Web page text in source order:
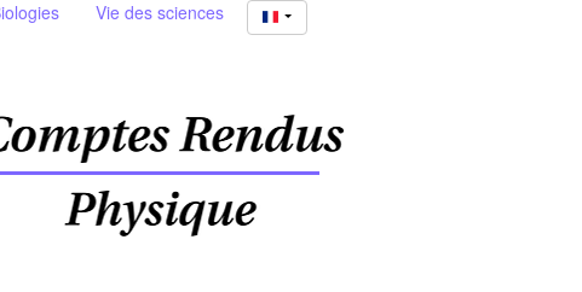
Vie des sciences